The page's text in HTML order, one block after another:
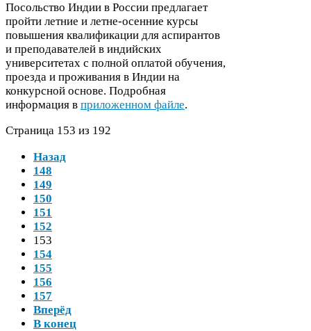
Посольство Индии в России предлагает
пройти летние и летне-​осенние курсы
повышения квалификации для аспирантов
и преподавателей в индийских
университетах с полной оплатой обучения,
проезда и проживания в Индии на
конкурсной основе. Подробная
информация в приложенном файле.
Страница 153 из 192
Назад
148
149
150
151
152
153
154
155
156
157
Вперёд
В конец